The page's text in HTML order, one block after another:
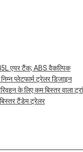
एयर टैंक; ABS वैकल्पिक
प्लेटफार्म ट्रेलर डिजाइन
के लिए कम बिस्तर वाला
टैंडेम ट्रेलर